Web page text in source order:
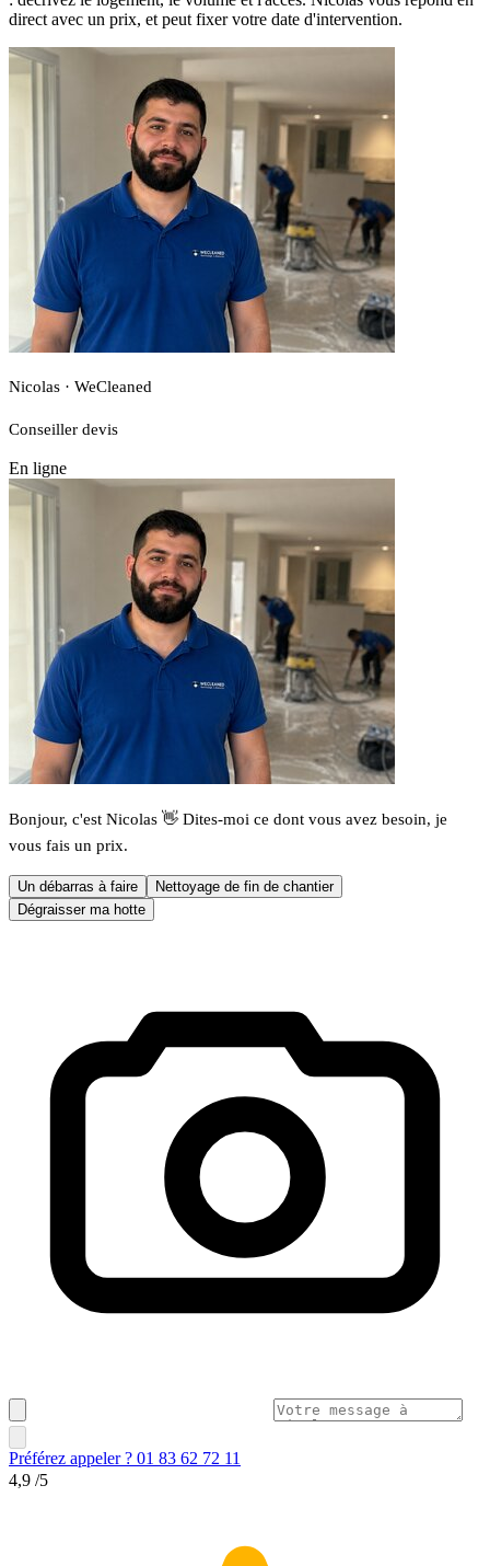
direct avec un prix, et peut fixer votre date d'intervention.
Nicolas · WeCleaned
Conseiller devis
En ligne
Bonjour, c'est Nicolas 👋 Dites-moi ce dont vous avez besoin, je
vous fais un prix.
Un débarras à faire
Nettoyage de fin de chantier
Dégraisser ma hotte
Préférez appeler ? 01 83 62 72 11
4,9 /5